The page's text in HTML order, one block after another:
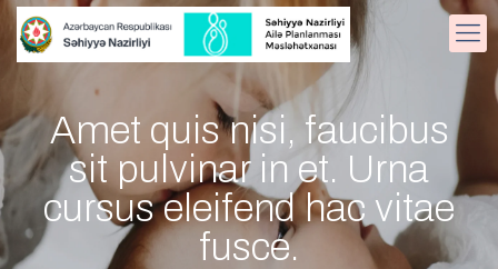
Amet quis nisi, faucibus
sit pulvinar in et. Urna
cursus eleifend hac vitae
fusce.